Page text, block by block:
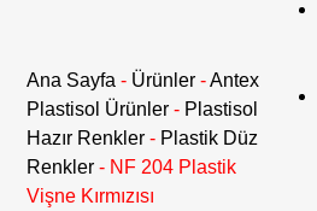
Ana Sayfa - Ürünler -Antex
Plastisol Ürünler - Plastisol
Hazır Renkler - Plastik Düz
Renkler - NF 204 Plastik
Vişne Kırmızısı